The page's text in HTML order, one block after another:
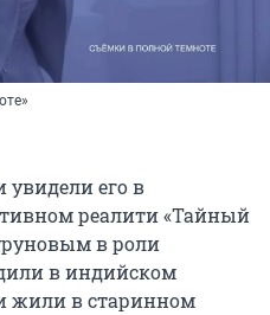
увидели его в
реалити «Тайный
в роли
в индийском
жили в старинном